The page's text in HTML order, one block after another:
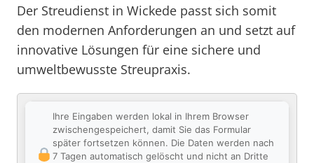
Der Streudienst in Wickede passt sich somit
den modernen Anforderungen an und setzt auf
innovative Lösungen für eine sichere und
umweltbewusste Streupraxis.
Ihre Eingaben werden lokal in Ihrem Browser
zwischengespeichert, damit Sie das Formular
später fortsetzen können. Die Daten werden nach
7 Tagen automatisch gelöscht und nicht an Dritte